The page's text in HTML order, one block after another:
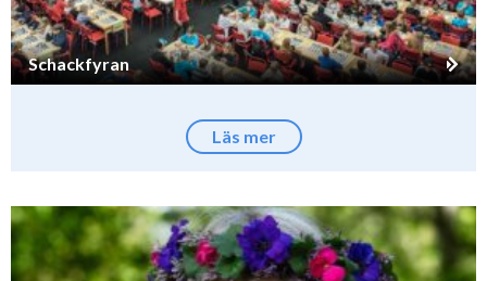
Schackfyran
Läs mer